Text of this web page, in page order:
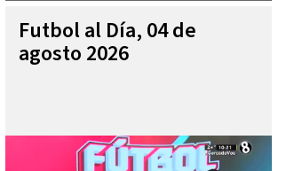
Futbol al Día, 04 de
agosto 2026